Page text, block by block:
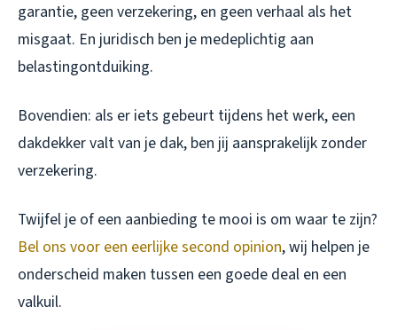
garantie, geen verzekering, en geen verhaal als het
misgaat. En juridisch ben je medeplichtig aan
belastingontduiking.
Bovendien: als er iets gebeurt tijdens het werk, een
dakdekker valt van je dak, ben jij aansprakelijk zonder
verzekering.
Twijfel je of een aanbieding te mooi is om waar te zijn?
Bel ons voor een eerlijke second opinion, wij helpen je
onderscheid maken tussen een goede deal en een
valkuil.